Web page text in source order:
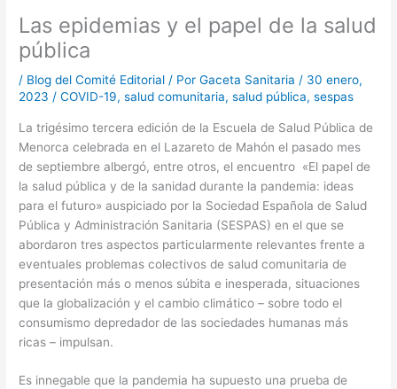
Las epidemias y el papel de la salud
pública
/ Blog del Comité Editorial / PorGaceta Sanitaria / 30 enero,
2023 /COVID-19,salud comunitaria,salud pública,sespas
La trigésimo tercera edición de la Escuela de Salud Pública de
Menorca celebrada en el Lazareto de Mahón el pasado mes
de septiembre albergó, entre otros, el encuentro «El papel de
la salud pública y de la sanidad durante la pandemia: ideas
para el futuro» auspiciado por la Sociedad Española de Salud
Pública y Administración Sanitaria (SESPAS) en el que se
abordaron tres aspectos particularmente relevantes frente a
eventuales problemas colectivos de salud comunitaria de
presentación más o menos súbita e inesperada, situaciones
que la globalización y el cambio climático – sobre todo el
consumismo depredador de las sociedades humanas más
ricas – impulsan.
Es innegable que la pandemia ha supuesto una prueba de